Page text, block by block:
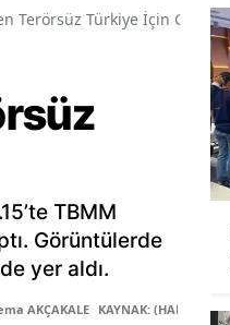
Terörsüz Türkiye İçin Gece
TBMM
Görüntülerde
yer aldı.
AKÇAKALE KAYNAK: (HABER